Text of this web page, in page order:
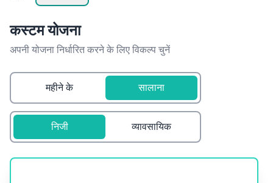
कस्टम योजना
अपनी योजना निर्धारित करने के लिए विकल्प चुनें
महीने के सालाना
निजी व्यावसायिक